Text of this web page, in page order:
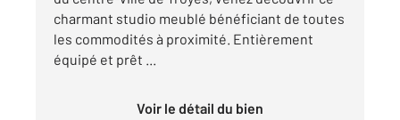
charmant studio meublé bénéficiant de toutes
les commodités à proximité. Entièrement
équipé et prêt ...
Voir le détail du bien